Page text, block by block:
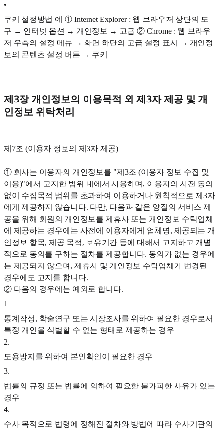
•
쿠키 설정방법 예 ① Internet Explorer : 웹 브라우저 상단의 도
구 → 인터넷 옵션 → 개인정보 → 고급 ② Chrome : 웹 브라우
저 우측의 설정 메뉴 → 화면 하단의 고급 설정 표시 → 개인정
보의 콘텐츠 설정 버튼 → 쿠키
제3장 개인정보의 이용목적 외 제3자 제공 및 개
인정보 위탁처리
제7조 (이용자 정보의 제3자 제공)
① 회사는 이용자의 개인정보를 "제3조 (이용자 정보 수집 및
이용)"에서 고지한 범위 내에서 사용하며, 이용자의 사전 동의
없이 수집목적 범위를 초과하여 이용하거나 원칙적으로 제3자
에게 제공하지 않습니다. 다만, 다음과 같은 양질의 서비스 제
공을 위해 회원의 개인정보를 제휴사 또는 개인정보 수탁업체
에 제공하는 경우에는 사전에 이용자에게 업체명, 제공되는 개
인정보 항목, 제공 목적, 보유기간 등에 대해서 고지하고 개별
적으로 동의를 구하는 절차를 제공합니다. 동의가 없는 경우에
는 제공되지 않으며, 제휴사 및 개인정보 수탁업체가 변경된
경우에도 고지를 합니다.
② 다음의 경우에는 예외로 합니다.
1 .
통계작성, 학술연구 또는 시장조사를 위하여 필요한 경우로서
특정 개인을 식별할 수 없는 형태로 제공하는 경우
2.
도용방지를 위하여 본인확인이 필요한 경우
3.
법률의 규정 또는 법률에 의하여 필요한 불가피한 사유가 있는
경우
4.
수사 목적으로 법령에 정해진 절차와 방법에 따라 수사기관의